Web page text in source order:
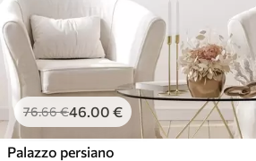
76.66€46.00 €
Palazzo persiano